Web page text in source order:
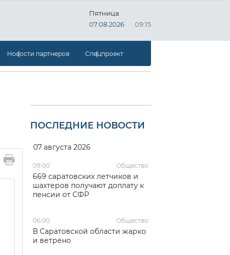
Пятница
07.08.2026
09:15
Новости партнеров Спецпроект
ПОСЛЕДНИЕ НОВОСТИ
07 августа 2026
09:00 Общество
669 саратовских летчиков и
шахтеров получают доплату к
пенсии от СФР
06:00 Общество
В Саратовской области жарко
и ветрено